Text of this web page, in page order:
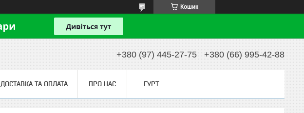
Кошик
+380 (97) 445-27-75 +380 (66) 995-42-88
ДОСТАВКА ТА ОПЛАТА ПРО НАС ГУРТ